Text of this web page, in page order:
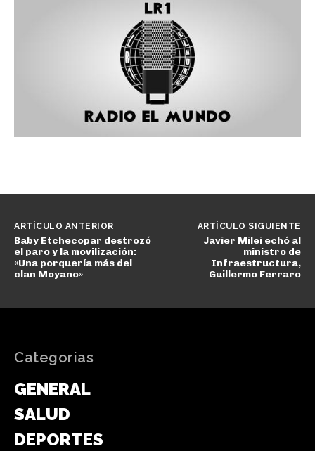
ARTÍCULO ANTERIOR
Baby Etchecopar destrozó
el paro y la movilización:
«Una porquería más del
clan Moyano»
ARTÍCULO SIGUIENTE
Javier Milei echó al
ministro de
Infraestructura,
Guillermo Ferraro
Categorias
GENERAL
SALUD
DEPORTES